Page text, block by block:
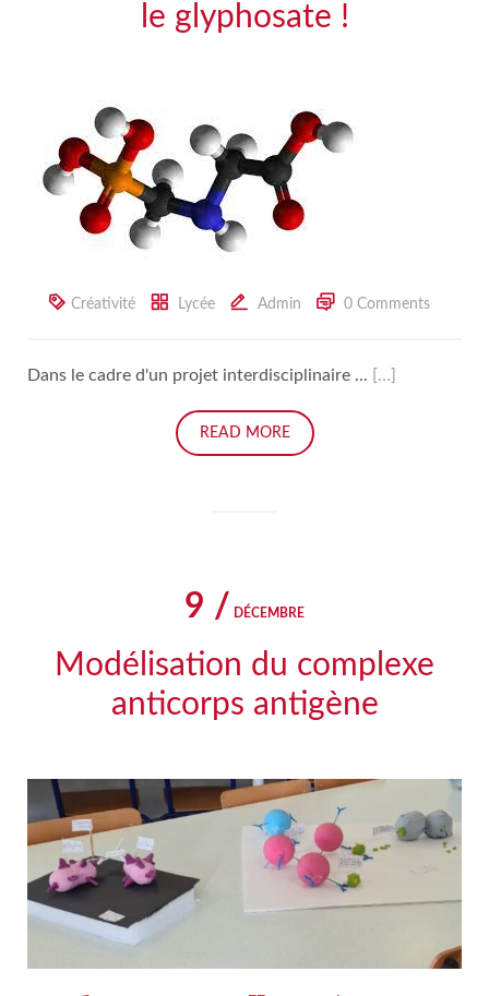
le glyphosate !
Créativité Lycée Admin 0 Comments
Dans le cadre d'un projet interdisciplinaire ... […]
READ MORE
9 / DÉCEMBRE
Modélisation du complexe
anticorps antigène